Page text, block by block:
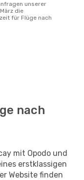
die
für Flüge nach
nach
mit Opodo und
erstklassigen
Website finden